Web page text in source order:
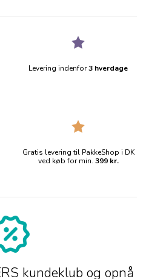
Levering indenfor3 hverdage
Gratis levering til PakkeShop i DK
ved køb for min. 399 kr.
kundeklub og opnå